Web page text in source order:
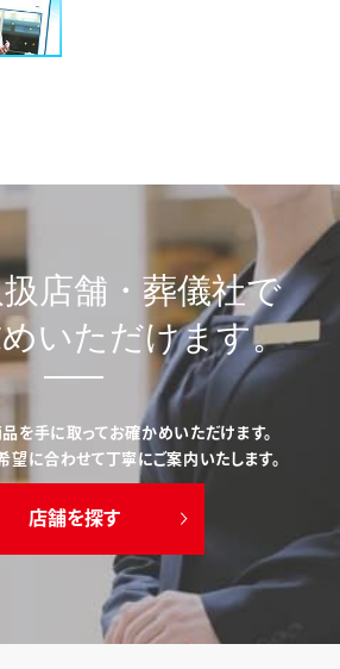
店舗・葬儀社で
いただけます。
を手に取ってお確かめいただけます。
望に合わせて丁寧にご案内いたします。
店舗を探す